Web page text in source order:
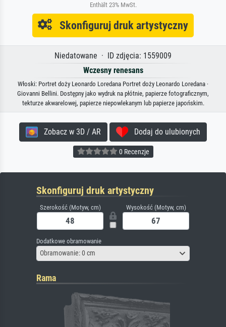
Enthält 23% MwSt.
Skonfiguruj druk artystyczny
Niedatowane · ID zdjęcia: 1559009
Wczesny renesans
Włoski: Portret doży Leonardo Loredana Portret doży Leonardo Loredana ·
Giovanni Bellini. Dostępny jako wydruk na płótnie, papierze fotograficznym,
tekturze akwarelowej, papierze niepowlekanym lub papierze japońskim.
Zobacz w 3D / AR Dodaj do ulubionych
0 Recenzje
Skonfiguruj druk artystyczny
Szerokość (Motyw, cm) Wysokość (Motyw, cm)
Dodatkowe obramowanie
Obramowanie: 0 cm
Rama